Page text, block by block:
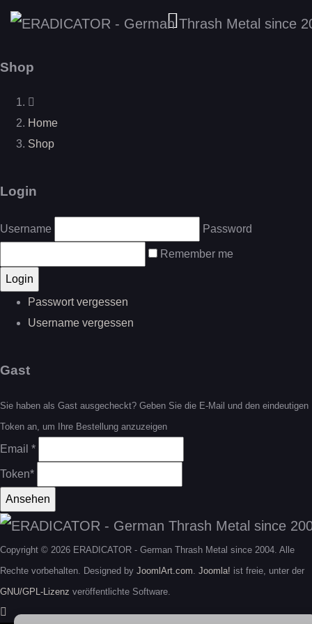
Shop
Home
Shop
Login
Username Password
Remember me
Passwort vergessen
Username vergessen
Gast
Sie haben als Gast ausgecheckt? Geben Sie die E-Mail und den eindeutigen
Token an, um Ihre Bestellung anzuzeigen
Email *
Token*
Copyright © 2026 ERADICATOR - German Thrash Metal since 2004. Alle
Rechte vorbehalten. Designed by JoomlArt.com Joomla! ist freie, unter der
GNU/GPL-Lizenz veröffentlichte Software.